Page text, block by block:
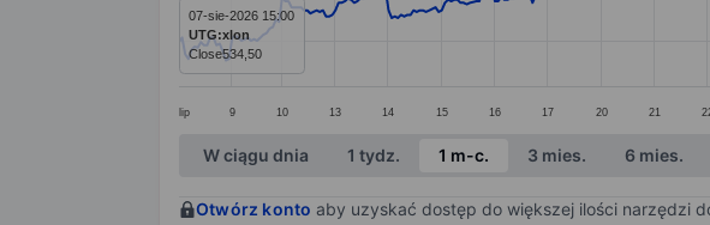
lip 9 10 13 14 15 16 17 20 21
07-sie-2026 15:00
UTG:xlon
Close534,50
End of interactive chart.
W ciągu dnia 1 tydz. 1 m-c. 3 mies. 6 mies.
Otwórz konto aby uzyskać dostęp do większej ilości narzędzi